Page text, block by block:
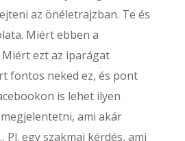
az önéletrajzban. Te és
Miért ebben a
Miért ezt az iparágat
fontos neked ez, és pont
is lehet ilyen
ami akár
Pl. egy szakmai kérdés, ami